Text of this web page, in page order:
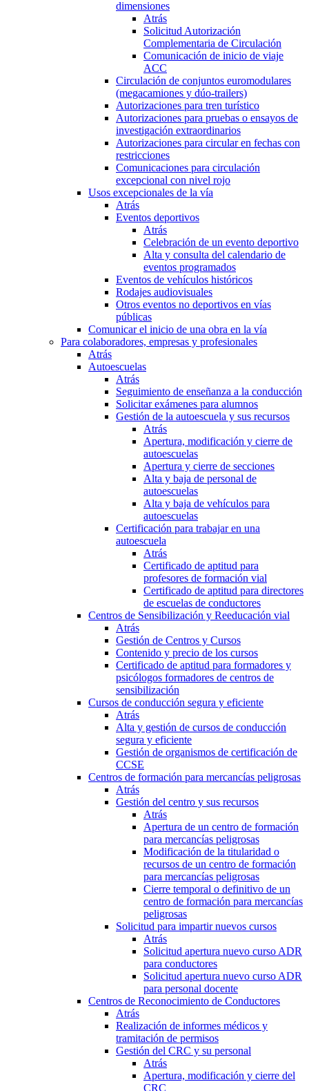
dimensiones
Atrás
Solicitud Autorización
Complementaria de Circulación
Comunicación de inicio de viaje
ACC
Circulación de conjuntos euromodulares
(megacamiones y dúo-trailers)
Autorizaciones para tren turístico
Autorizaciones para pruebas o ensayos de
investigación extraordinarios
Autorizaciones para circular en fechas con
restricciones
Comunicaciones para circulación
excepcional con nivel rojo
Usos excepcionales de la vía
Atrás
Eventos deportivos
Atrás
Celebración de un evento deportivo
Alta y consulta del calendario de
eventos programados
Eventos de vehículos históricos
Rodajes audiovisuales
Otros eventos no deportivos en vías
públicas
Comunicar el inicio de una obra en la vía
Para colaboradores, empresas y profesionales
Atrás
Autoescuelas
Atrás
Seguimiento de enseñanza a la conducción
Solicitar exámenes para alumnos
Gestión de la autoescuela y sus recursos
Atrás
Apertura, modificación y cierre de
autoescuelas
Apertura y cierre de secciones
Alta y baja de personal de
autoescuelas
Alta y baja de vehículos para
autoescuelas
Certificación para trabajar en una
autoescuela
Atrás
Certificado de aptitud para
profesores de formación vial
Certificado de aptitud para directores
de escuelas de conductores
Centros de Sensibilización y Reeducación vial
Atrás
Gestión de Centros y Cursos
Contenido y precio de los cursos
Certificado de aptitud para formadores y
psicólogos formadores de centros de
sensibilización
Cursos de conducción segura y eficiente
Atrás
Alta y gestión de cursos de conducción
segura y eficiente
Gestión de organismos de certificación de
CCSE
Centros de formación para mercancías peligrosas
Atrás
Gestión del centro y sus recursos
Atrás
Apertura de un centro de formación
para mercancías peligrosas
Modificación de la titularidad o
recursos de un centro de formación
para mercancías peligrosas
Cierre temporal o definitivo de un
centro de formación para mercancías
peligrosas
Solicitud para impartir nuevos cursos
Atrás
Solicitud apertura nuevo curso ADR
para conductores
Solicitud apertura nuevo curso ADR
para personal docente
Centros de Reconocimiento de Conductores
Atrás
Realización de informes médicos y
tramitación de permisos
Gestión del CRC y su personal
Atrás
Apertura, modificación y cierre del
CRC